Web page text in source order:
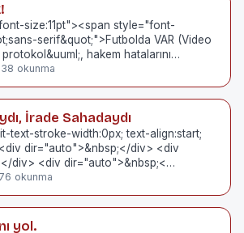
size:11pt"><span style="font-
serif&quot;">Futbolda VAR (Video
hakem hatalarını…
okunma
İrade Sahadaydı
text-stroke-width:0px; text-align:start;
dir="auto">&nbsp;</div> <div
div> <div dir="auto">&nbsp;<…
okunma
yol.